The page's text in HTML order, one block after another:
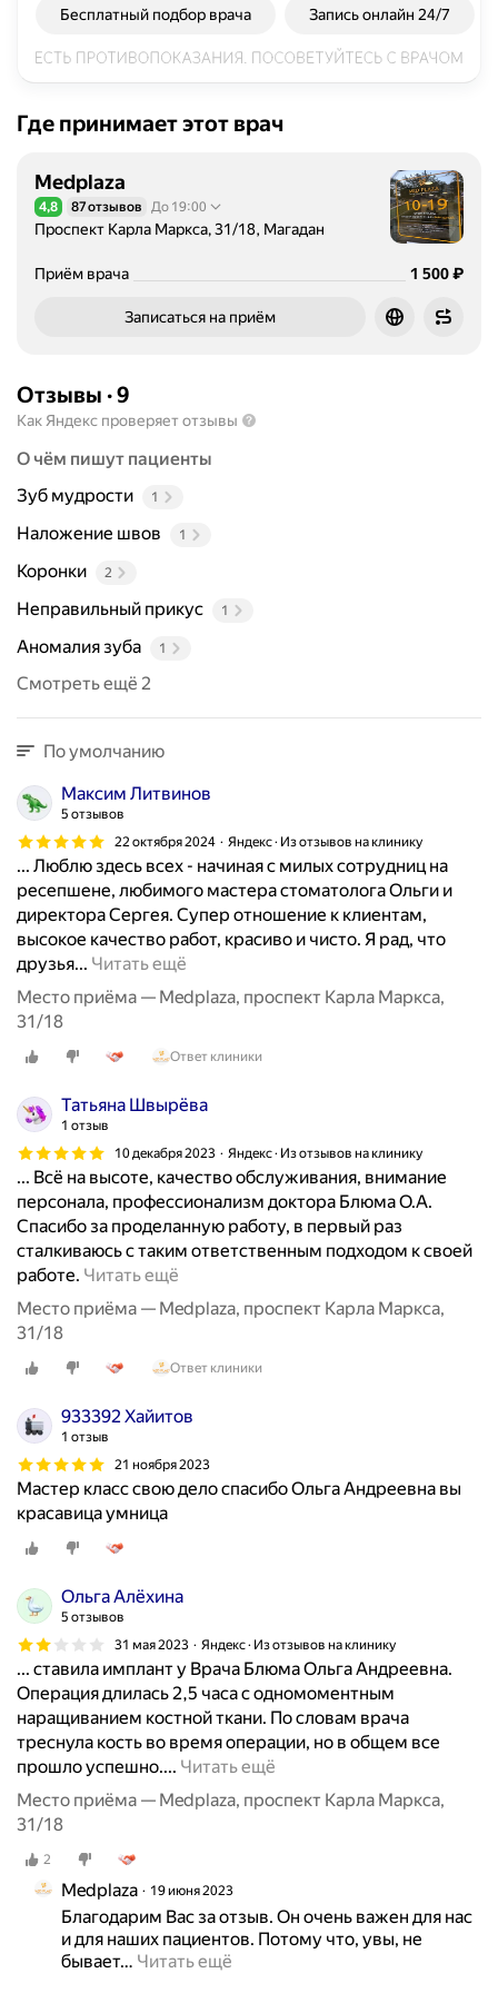
Бесплатный подбор врача Запись онлайн 24/7
Где принимает этот врач
Medplaza
Рейтинг 4,8 из 5
4,8 87 отзывов До 19:00
Проспект Карла Маркса, 31/18, Магадан
Приём врача Цена
1500
1 500₽
Записаться на приём
Отзывы ·9
Как Яндекс проверяет отзывы
О чём пишут пациенты
Зуб мудрости
1
Наложение швов 1
Коронки 2
Неправильный прикус 1
Аномалия зуба 1
Смотреть ещё 2
По умолчанию
Максим Литвинов
5 отзывов
22 октября 2024
Яндекс · Из отзывов на клинику
... Люблю здесь всех - начиная с милых сотрудниц на
ресепшене, любимого мастера стоматолога Ольги и
директора Сергея. Супер отношение к клиентам,
высокое качество работ, красиво и чисто. Я рад, что
друзья... Читать ещё
о
ю
и
а
я
с
т
о
а
л
г
я
!
ю
з
д
е
с
ь
в
-
н
а
ч
Место приёма — Medplaza, проспект Карла Маркса,
31/18
Ответ клиники
Татьяна Швырёва
1 отзыв
10 декабря 2023
Яндекс · Из отзывов на клинику
... Всё на высоте, качество обслуживания, внимание
персонала, профессионализм доктора Блюма О.А.
Спасибо за проделанную работу, в первый раз
сталкиваюсь с таким ответственным подходом к своей
работе. Читать ещё
в
р
з
и
г
о
м
н
у
ю
б
а
д
а
р
н
Место приёма — Medplaza, проспект Карла Маркса,
31/18
Ответ клиники
933392 Хайитов
1 отзыв
21 ноября 2023
Мастер класс свою дело спасибо Ольга Андреевна вы
красавица умница
Ольга Алёхина
5 отзывов
31 мая 2023
Яндекс · Из отзывов на клинику
... ставила имплант у Врача Блюма Ольга Андреевна.
Операция длилась 2,5 часа с одномоментным
наращиванием костной ткани. По словам врача
треснула кость во время операции, но в общем все
прошло успешно.... Читать ещё
с
с
Место приёма — Medplaza, проспект Карла Маркса,
31/18
2
Medplaza 19 июня 2023
Благодарим Вас за отзыв. Он очень важен для нас
и для наших пациентов. Потому что, увы, не
бывает… Читать ещё